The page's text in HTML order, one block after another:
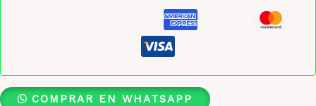
$ 234.900.
es:
$ 195.000.
COMPRAR EN WHATSAPP